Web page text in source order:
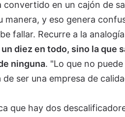
convertido en un cajón de
manera, y eso genera
fallar. Recurre a la
diez en todo, sino la que
ninguna. "Lo que no
ser una empresa de
que hay dos